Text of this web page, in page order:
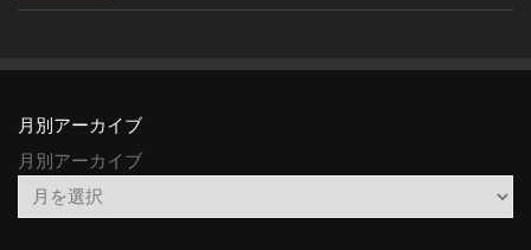
月別アーカイブ
月別アーカイブ